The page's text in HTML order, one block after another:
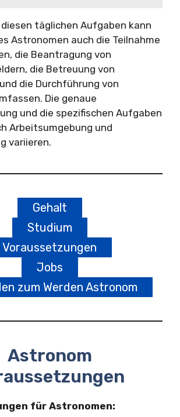
täglichen Aufgaben kann
Astronomen auch die Teilnahme
die Beantragung von
die Betreuung von
die Durchführung von
Die genaue
und die spezifischen Aufgaben
Arbeitsumgebung und
variieren.
Gehalt
Studium
Voraussetzungen
Jobs
zum Werden Astronom
Astronom
für Astronomen: